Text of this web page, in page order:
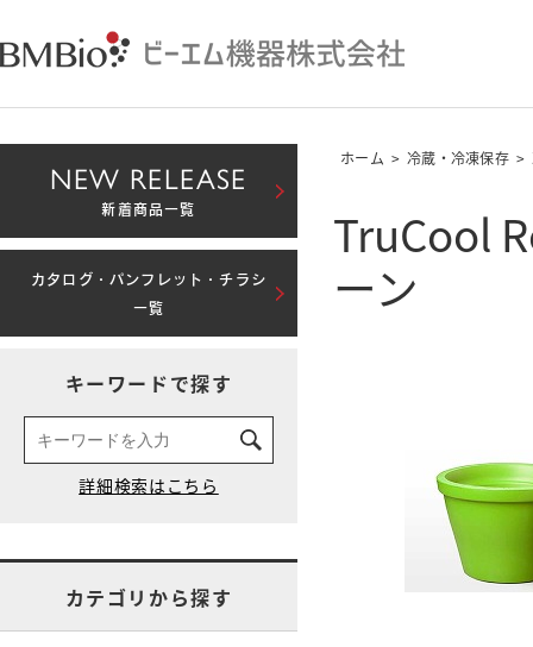
ホーム > 冷蔵・冷凍保存 >
TruCool
ーン
NEW RELEASE
新着商品一覧
カタログ・パンフレット・チラシ
一覧
キーワードで探す
カテゴリから探す